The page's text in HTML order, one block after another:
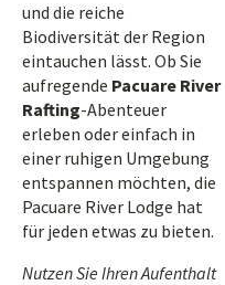
und die reiche
Biodiversität der Region
eintauchen lässt. Ob Sie
aufregende Pacuare River
Rafting-Abenteuer
erleben oder einfach in
einer ruhigen Umgebung
entspannen möchten, die
Pacuare River Lodge hat
für jeden etwas zu bieten.
Nutzen Sie Ihren Aufenthalt